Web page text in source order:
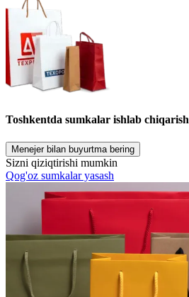
Toshkentda sumkalar ishlab chiqarish
Menejer bilan buyurtma bering
Sizni qiziqtirishi mumkin
Qog'oz sumkalar yasash